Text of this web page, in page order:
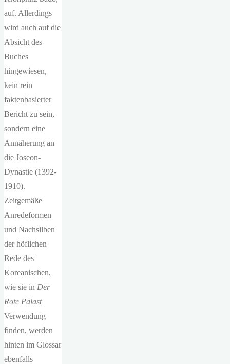
auf. Allerdings
wird auch auf die
Absicht des
Buches
hingewiesen,
kein rein
faktenbasierter
Bericht zu sein,
sondern eine
Annäherung an
die Joseon-
Dynastie (1392-
1910).
Zeitgemäße
Anredeformen
und Nachsilben
der höflichen
Rede des
Koreanischen,
wie sie in Der
Rote Palast
Verwendung
finden, werden
hinten im Glossar
ebenfalls